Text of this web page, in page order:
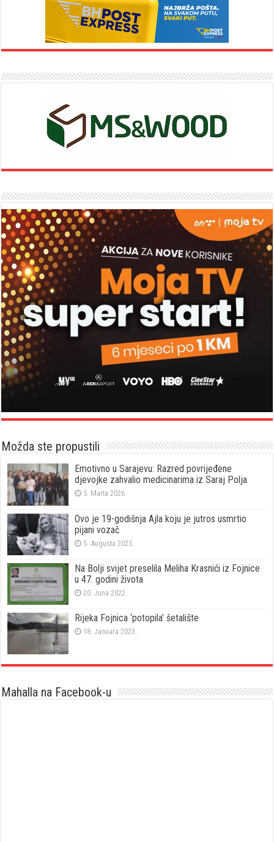
Možda ste propustili
Emotivno u Sarajevu: Razred povrijeđene
djevojke zahvalio medicinarima iz Saraj Polja
5. Marta 2026.
Ovo je 19-godišnja Ajla koju je jutros usmrtio
pijani vozač
5. Augusta 2025.
Na Bolji svijet preselila Meliha Krasnići iz Fojnice
u 47. godini života
20. Juna 2022.
Rijeka Fojnica ‘potopila’ šetalište
18. Januara 2023.
Mahalla na Facebook-u